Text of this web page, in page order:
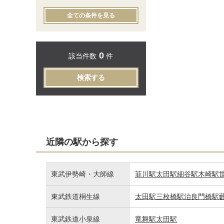
全ての条件を見る
該当件数 0 件
検索する
近隣の駅から探す
東武伊勢崎・大師線 韮川駅太田駅細谷駅木崎駅
東武鉄道桐生線 太田駅三枚橋駅治良門橋駅
東武鉄道小泉線 竜舞駅太田駅